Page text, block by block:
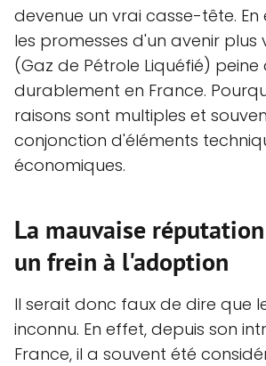
devenue un vrai casse-tête.
les promesses d'un avenir plus
(Gaz de Pétrole Liquéfié)
durablement en France.
raisons sont multiples et
conjonction d'éléments
économiques.
La mauvaise
un frein à l'adoption
Il serait donc faux de dire que
inconnu. En effet, depuis son
France, il a souvent été